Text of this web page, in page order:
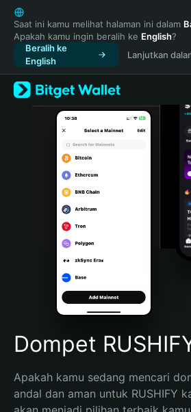
English
日本語
Tiếng Việt
Русский
Español (Latinoamérica)
Türkçe
Italiano
Português (Portugal)
Bahasa Indonesia
Português (Brasil)
Español (Argentina)
Saat ini kamu melihat halaman ini dalam
Apakah kamu ingin beralih ke English?
Beralih ke
English
Lanjutkan
Dompet
Apakah kamu sedang mencari
andal dan aman untuk RUSHIFY